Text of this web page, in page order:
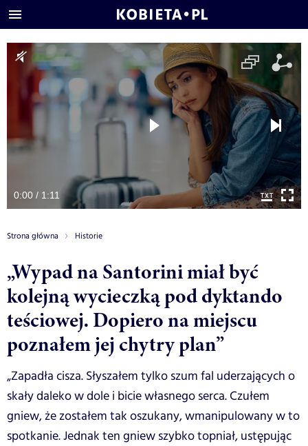
0:00 / 1:11
Strona główna Historie
„Wypad na Santorini miał być
kolejną wycieczką pod dyktando
teściowej. Dopiero na miejscu
poznałem jej chytry plan”
„Zapadła cisza. Słyszałem tylko szum fal uderzających o
skały daleko w dole i bicie własnego serca. Czułem
gniew, że zostałem tak oszukany, wmanipulowany w to
spotkanie. Jednak ten gniew szybko topniał, ustępując